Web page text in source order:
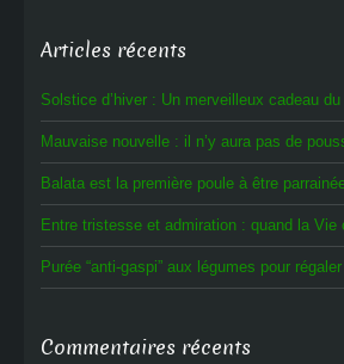
Articles récents
Solstice d’hiver : Un merveilleux cadeau
Mauvaise nouvelle : il n’y aura pas de
Balata est la première poule à être
Entre tristesse et admiration : quand la Vie
Purée “anti-gaspi” aux légumes pour
Commentaires récents